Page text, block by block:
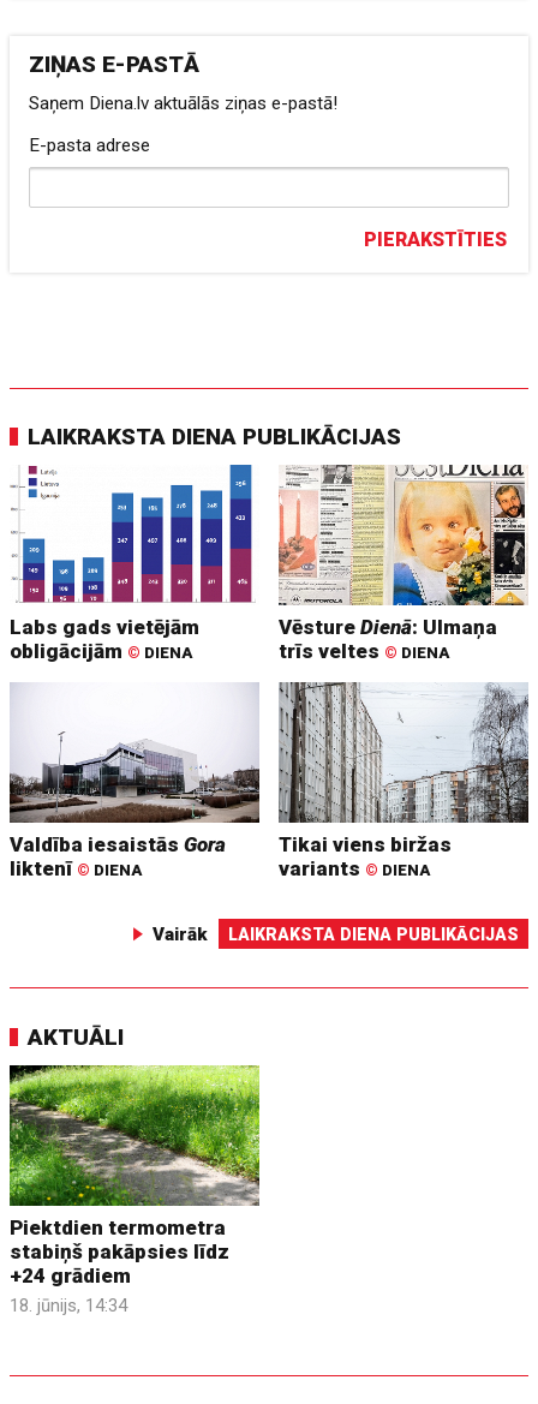
ZIŅAS E-PASTĀ
Saņem Diena.lv aktuālās ziņas e-pastā!
E-pasta adrese
PIERAKSTĪTIES
LAIKRAKSTA DIENA PUBLIKĀCIJAS
Labs gads vietējām
obligācijām © DIENA
VēstureDienā: Ulmaņa
trīs veltes © DIENA
Valdība iesaistāsGora
liktenī © DIENA
Tikai viens biržas
variants © DIENA
Vairāk LAIKRAKSTA DIENA PUBLIKĀCIJAS
AKTUĀLI
Piektdien termometra
stabiņš pakāpsies līdz
+24 grādiem
18. jūnijs, 14:34